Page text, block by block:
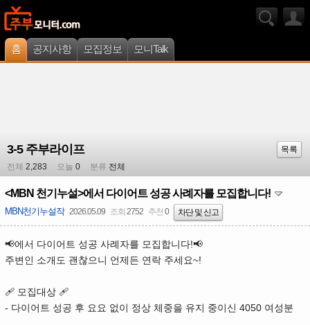
홈 공지사항 모집정보 모니Talk
3-5 주부라이프
목록
전체 2,283 오늘 0 분류 전체
<MBN 천기누설>에서 다이어트 성공 사례자를 모집합니다!
MBN천기누설작 2026.05.09 조회 2752 추천 0 차단 및 신고
📢에서 다이어트 성공 사례자를 모집합니다!📢
주변인 소개도 괜찮으니 언제든 연락 주세요~!
🩹 모집대상 🩹
- 다이어트 성공 후 요요 없이 정상 체중을 유지 중이신 4050 여성분